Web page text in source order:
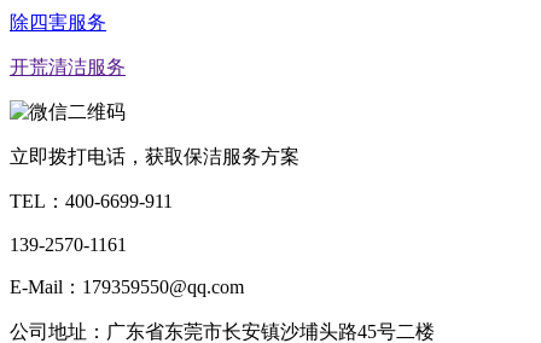
除四害服务
开荒清洁服务
立即拨打电话，获取保洁服务方案
TEL： 400-6699-911
139-2570-1161
E-Mail：179359550@qq.com
公司地址：广东省东莞市长安镇沙埔头路45号二楼